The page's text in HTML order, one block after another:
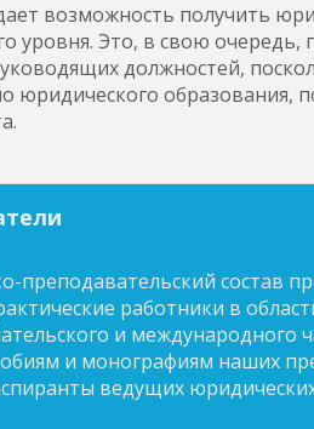
возможность получить
уровня. Это, в свою очередь,
должностей,
юридического образования,
преподавательский состав
работники в
и международного
и монографиям наших
ведущих